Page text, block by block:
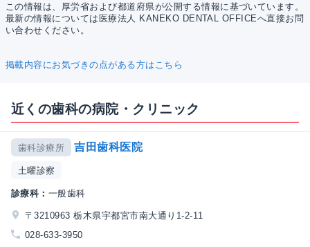
この情報は、厚労省および都道府県が公開する情報に基づいています。
最新の情報については医療法人 KANEKO DENTAL OFFICEへ直接お問
い合わせください。
掲載内容にお気づきの点がある方はこちら
近くの歯科の病院・クリニック
歯科診療所 吉田歯科医院
土曜診察
診療科： 一般歯科
〒3210963 栃木県宇都宮市南大通り1-2-11
028-633-3950